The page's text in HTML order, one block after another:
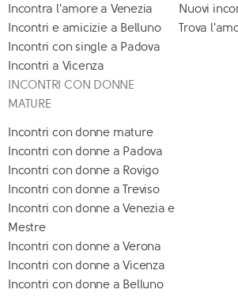
Incontra l'amore a Venezia
Incontri e amicizie a Belluno
Incontri con single a Padova
Incontri a Vicenza
Nuovi
Trova
INCONTRI CON DONNE
MATURE
Incontri con donne mature
Incontri con donne a Padova
Incontri con donne a Rovigo
Incontri con donne a Treviso
Incontri con donne a Venezia e
Mestre
Incontri con donne a Verona
Incontri con donne a Vicenza
Incontri con donne a Belluno